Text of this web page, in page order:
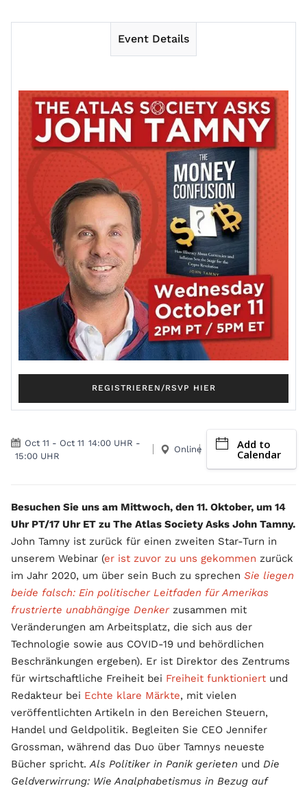
Event Details
REGISTRIEREN/RSVP HIER
Oct 11 - Oct 11 14:00 UHR -
15:00 UHR
Online Add to
Calendar
Besuchen Sie uns am Mittwoch, den 11. Oktober, um 14
Uhr PT/17 Uhr ET zu The Atlas Society Asks John Tamny.
John Tamny ist zurück für einen zweiten Star-Turn in
unserem Webinar (er ist zuvor zu uns gekommen zurück
im Jahr 2020, um über sein Buch zu sprechen Sie liegen
beide falsch: Ein politischer Leitfaden für Amerikas
frustrierte unabhängige Denker zusammen mit
Veränderungen am Arbeitsplatz, die sich aus der
Technologie sowie aus COVID-19 und behördlichen
Beschränkungen ergeben). Er ist Direktor des Zentrums
für wirtschaftliche Freiheit bei Freiheit funktioniert und
Redakteur bei Echte klare Märkte, mit vielen
veröffentlichten Artikeln in den Bereichen Steuern,
Handel und Geldpolitik. Begleiten Sie CEO Jennifer
Grossman, während das Duo über Tamnys neueste
Bücher spricht.Als Politiker in Panik gerieten und Die
Geldverwirrung: Wie Analphabetismus in Bezug auf